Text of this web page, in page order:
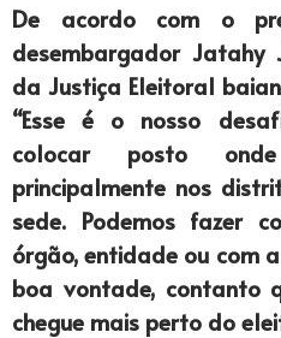
De acordo com o
desembargador Jatahy
da Justiça Eleitoral
“Esse é o nosso
colocar posto
principalmente nos
sede. Podemos fazer
órgão, entidade ou com
boa vontade, contanto
chegue mais perto do